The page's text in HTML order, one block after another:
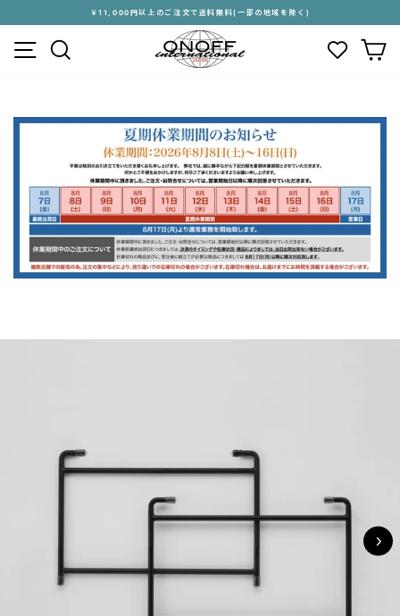
キ
ス
ラ
イ
ョ
ー
を
停
止
す
る
￥11,000円以上のご注文で送料無料(一部の地域を除く)
メニュー